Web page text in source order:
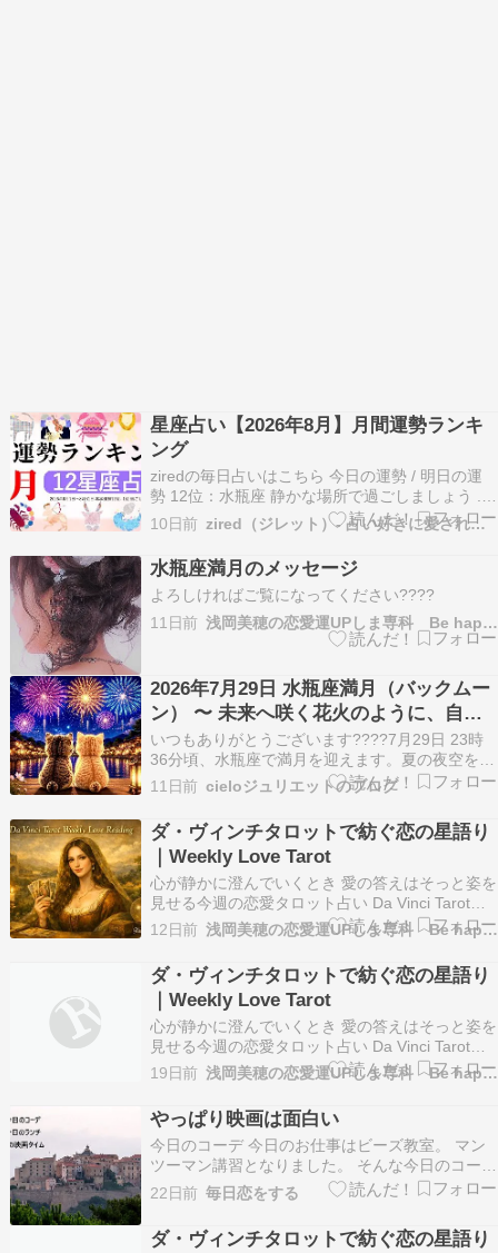
星座占い【2026年8月】月間運勢ランキ
ング
ziredの毎日占いはこちら 今日の運勢 / 明日の運
勢 12位：水瓶座 静かな場所で過ごしましょう ...
Copyright © 2026 占いメディア zired All Rights
Reserved.
10日前 zired（ジレット）- 占い好きに愛される専門メディア
水瓶座満月のメッセージ
よろしければご覧になってください????
11日前
浅岡美穂の恋愛運UPしま専科 Be happy tog…
2026年7月29日 水瓶座満月（バックムー
ン） 〜 未来へ咲く花火のように、自分
らしい輝き
いつもありがとうございます????7月29日 23時
36分頃、水瓶座で満月を迎えます。夏の夜空を彩
る大きな花火のように、あなたの心にも、希望の
光がふわっと広がる満月です????今回の満月は、
第10ハウスで迎えます。第10ハウスは、「未来へ
向かって、自分らしく輝くこと」を応援して…
11日前 cieloジュリエットのブログ
ダ・ヴィンチタロットで紡ぐ恋の星語り
｜Weekly Love Tarot
心が静かに澄んでいくとき 愛の答えはそっと姿を
見せる今週の恋愛タロット占い Da Vinci Tarot
Weekly Love Reading 7月27日〜8月2日 ♈牡羊座
あなたの想いは静かに形を帯び、相手の心へまっ
すぐ届いていきます。♉牡牛座あたたかな光がふ
たりを包み、素…
12日前 浅岡美穂の恋愛運UPしま専科 Be happy tog…
ダ・ヴィンチタロットで紡ぐ恋の星語り
｜Weekly Love Tarot
心が静かに澄んでいくとき 愛の答えはそっと姿を
見せる今週の恋愛タロット占い Da Vinci Tarot
Weekly Love Reading 7月20日〜7月26日 ♈牡羊
座 あなたの想いは静かに形を帯び、相手の心へま
っすぐ届いていきます。♉牡牛座 あたたかな光が
ふたりを包…
19日前 浅岡美穂の恋愛運UPしま専科 Be happy tog…
やっぱり映画は面白い
今日のコーデ 今日のお仕事はビーズ教室。 マン
ツーマン講習となりました。 そんな今日のコーデ
は…… ユニクロのウルトラストレッチワンピー
ス・ノースリーブ丈長め（2025年）。 カラーは
ブラウン（37）、サイズはS。 そうなの。 私、
身長が151センチあるかないかなのに、丈長め
22日前 毎日恋をする
ダ・ヴィンチタロットで紡ぐ恋の星語り